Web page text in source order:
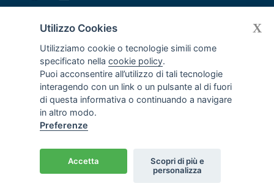
Diventa socio di AODV
© Tutti i diritti riservati AODV231- ® Marchio registrato
Associazione dei Componenti degli Organismi di Vigilanza
ex D.Lgs. 231/2001
Home/Crediti
Privacy policy
Disclaimer
Utilizzo Cookies
Utilizziamo cookie o tecnologie simili come
specificato nellacookie policy.
Puoi acconsentire all’utilizzo di tali tecnologie
interagendo con un link o un pulsante al di fuori
di questa informativa o continuando a navigare
in altro modo.
Preferenze
Accetta
X
Scopri di più e
personalizza